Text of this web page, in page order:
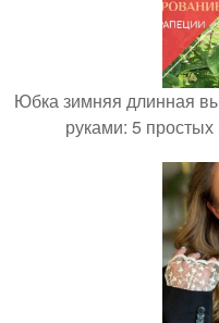
Юбка зимняя длинная
руками: 5